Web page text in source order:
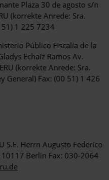
Plaza 30 de agosto s/n
(korrekte Anrede: Sra.
1 225 7234
Público Fiscalía de la
Echaíz Ramos Av.
(korrekte Anrede: Sra.
General) Fax: (00 51) 1 426
S.E. Herrn Augusto Federico
Berlin Fax: 030-2064